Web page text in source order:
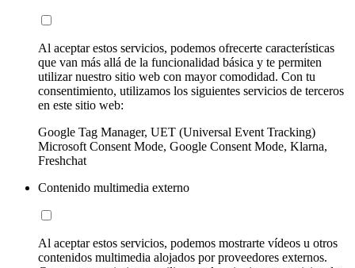
Al aceptar estos servicios, podemos ofrecerte características
que van más allá de la funcionalidad básica y te permiten
utilizar nuestro sitio web con mayor comodidad. Con tu
consentimiento, utilizamos los siguientes servicios de terceros
en este sitio web:
Google Tag Manager, UET (Universal Event Tracking)
Microsoft Consent Mode, Google Consent Mode, Klarna,
Freshchat
Contenido multimedia externo
Al aceptar estos servicios, podemos mostrarte vídeos u otros
contenidos multimedia alojados por proveedores externos.